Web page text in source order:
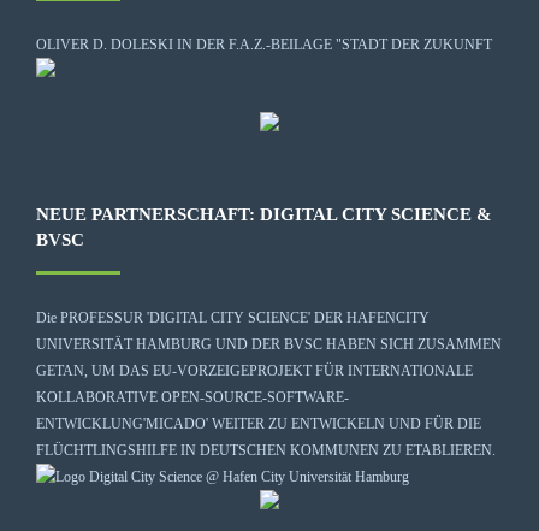
OLIVER D. DOLESKI IN DER F.A.Z.-BEILAGE "STADT DER ZUKUNFT
NEUE PARTNERSCHAFT: DIGITAL CITY SCIENCE &
BVSC
Die PROFESSUR 'DIGITAL CITY SCIENCE' DER HAFENCITY
UNIVERSITÄT HAMBURG UND DER BVSC HABEN SICH ZUSAMMEN
GETAN, UM DAS EU-VORZEIGEPROJEKT FÜR INTERNATIONALE
KOLLABORATIVE OPEN-SOURCE-SOFTWARE-
ENTWICKLUNG'MICADO' WEITER ZU ENTWICKELN UND FÜR DIE
FLÜCHTLINGSHILFE IN DEUTSCHEN KOMMUNEN ZU ETABLIEREN.